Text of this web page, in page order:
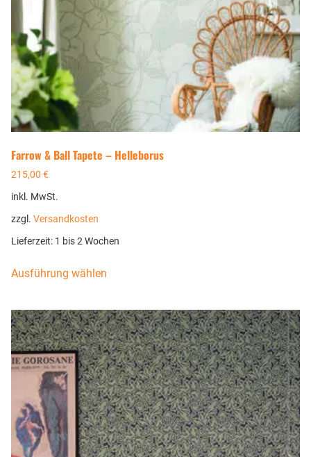
Farrow & Ball Tapete – Helleborus
215,00 €
inkl. MwSt.
zzgl. Versandkosten
Lieferzeit: 1 bis 2 Wochen
Ausführung wählen